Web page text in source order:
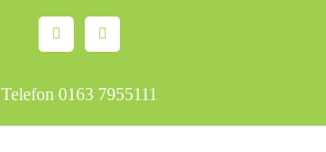
FacebookEmail
Telefon 0163 7955111